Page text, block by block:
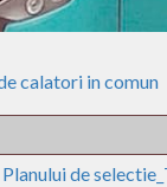
calatori in comun
de